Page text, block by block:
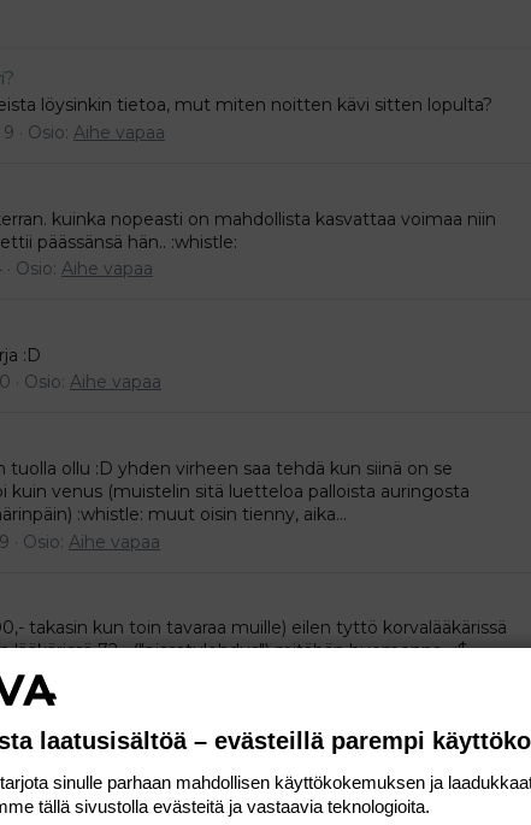
löysinkin tietoa, mut miten noitten kävi sitten lopulta?
Osio: Aihe vapaa
kuinka nopeasti on mahdollista kasvattaa voimaa niin
päässänsä hän.. :whistle:
Osio: Aihe vapaa
:D
Osio: Aihe vapaa
tuolla ollu :D yhden virheen saa tehdä kun siinä on se
venus (muistelin sitä luetteloa palloista auringosta
:whistle: muut oisin tienny, aika...
Osio: Aihe vapaa
takasin kun toin tavaraa muille) eilen tyttö korvalääkärissä
72,- ("pissatulehdus") mitähän huomenna.. :$
Osio:
koko ajan?
takia kun nielen ilmaa koko ajan... mulla vaan tulee koko
nälkä. nyt kun oon oikein kiinnittäny asiaan huomiota, niin
vähän ilmaa mukana. nielen ehkä...
laatusisältöä – evästeillä parempi
sinulle parhaan mahdollisen käyttökokemuksen ja
tällä sivustolla evästeitä ja vastaavia teknologioita.